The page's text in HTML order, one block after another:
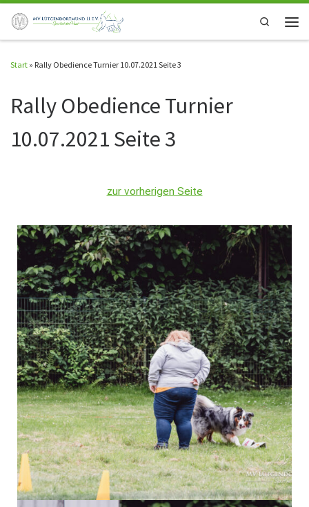
Zum Inhalt springen Search
Start » Rally Obedience Turnier 10.07.2021 Seite 3
Rally Obedience Turnier
10.07.2021 Seite 3
zur vorherigen Seite